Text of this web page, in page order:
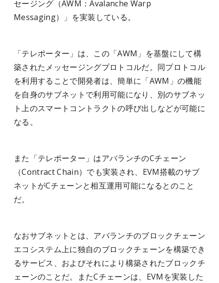
セージング（AWM：Avalanche Warp
Messaging）」を実装している。
「テレポーター」は、この「AWM」を基盤にして構
築されたメッセージングプロトコルだ。同プロトコル
を利用することで開発者は、簡単に「AWM」の機能
を自身のサブネットで利用可能になり、別のサブネッ
ト上のスマートコントラクトの呼び出しなどが可能に
なる。
また「テレポーター」はアバランチのCチェーン
（Contract Chain）でも実装され、EVM搭載のサブ
ネットがCチェーンと相互運用可能になるとのこと
だ。
なおサブネットとは、アバランチのブロックチェーン
エコシステム上に独自のブロックチェーンを構築でき
るサービス、およびそれにより構築されたブロックチ
ェーンのことだ。またCチェーンは、EVMを実装した